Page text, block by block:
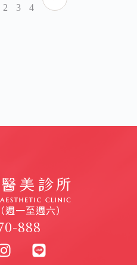
2 3 4
一至週六）
888